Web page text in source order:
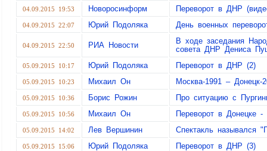
04.09.2015 19:53 Новоросинформ Переворот в ДНР
04.09.2015 22:07 Юрий Подоляка День военных
04.09.2015 22:50 РИА Новости
В ходе заседания
совета ДНР Дениса
05.09.2015 10:17 Юрий Подоляка Переворот в ДНР (2)
05.09.2015 10:23 Михаил Он Москва-1991 – Донецк-
05.09.2015 10:36 Борис Рожин Про ситуацию с
05.09.2015 10:56 Михаил Он Переворот в Донецке
05.09.2015 14:02 Лев Вершинин Спектакль назывался
05.09.2015 15:06 Юрий Подоляка Переворот в ДНР (3)